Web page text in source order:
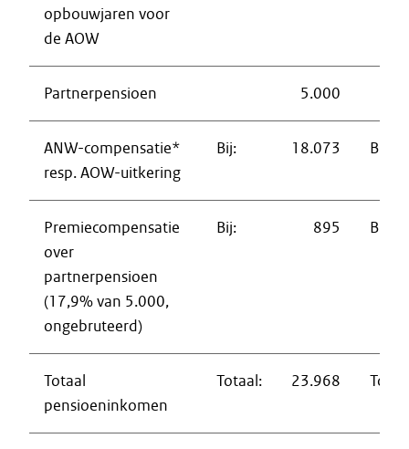
opbouwjaren voor
de AOW
Partnerpensioen 5.000
ANW-compensatie*
resp. AOW-uitkering
Bij: 18.073 Bij:
Premiecompensatie
over
partnerpensioen
(17,9% van 5.000,
ongebruteerd)
Bij: 895 Bij:
Totaal
pensioeninkomen
Totaal: 23.968